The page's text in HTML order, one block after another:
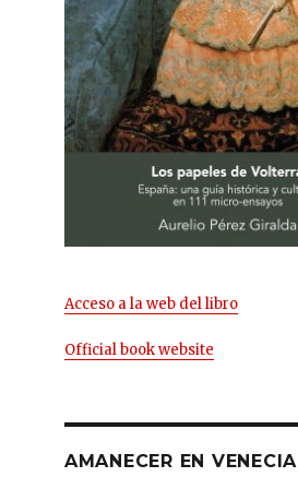
Acceso a la web del libro
Official book website
AMANECER EN VENECIA